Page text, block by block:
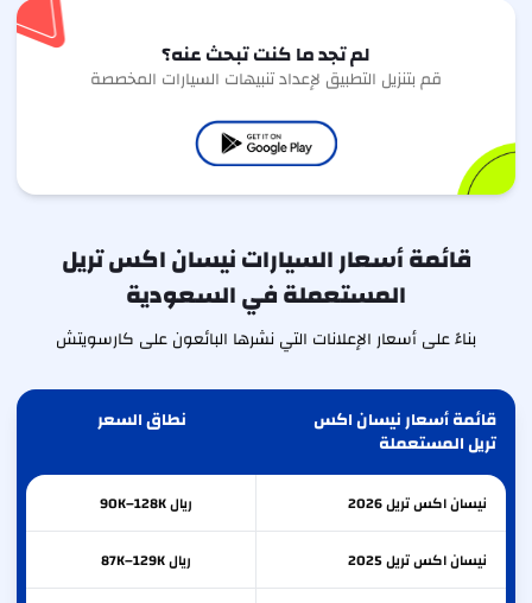
لم تجد ما كنت تبحث عنه؟
قم بتنزيل التطبيق لإعداد تنبيهات السيارات المخصصة
قائمة أسعار السيارات نيسان اكس تريل
المستعملة في السعودية
بناءً على أسعار الإعلانات التي نشرها البائعون على كارسويتش
قائمة أسعار نيسان اكس
تريل المستعملة
نطاق السعر
نيساناكس تريل2026 ريال 90K–128K
نيساناكس تريل2025 ريال 87K–129K